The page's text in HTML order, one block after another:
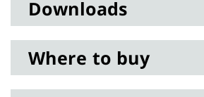
Downloads
Where to buy